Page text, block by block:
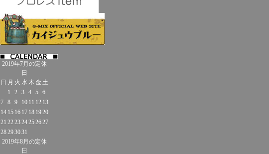
2019年7月の定休
日
日 月 火 水 木 金 土
1
2 3 4 5 6
7 8 9 10 11 12 13
14 15 16 17 18 1920
21 222324252627
28293031
2019年8月の定休
日